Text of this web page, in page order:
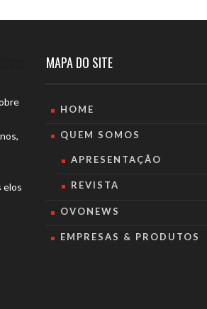
elos
MAPA DO SITE
HOME
QUEM SOMOS
APRESENTAÇÃO
REVISTA
OVONEWS
EMPRESAS & PRODUTOS